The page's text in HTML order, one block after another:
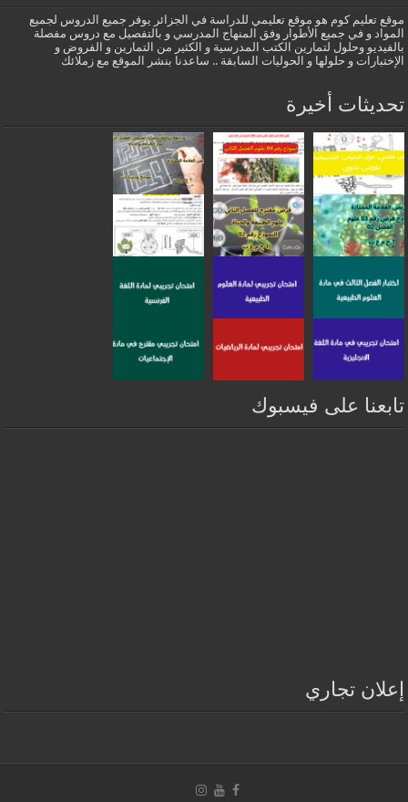
موقع تعليم كوم هو موقع تعليمي للدراسة في الجزائر يوفر جميع الدروس لجميع
المواد و في جميع الأطوار وفق المنهاج المدرسي و بالتفصيل مع دروس مفصلة
بالفيديو وحلول لتمارين الكتب المدرسية و الكثير من التمارين و الفروض و
الإختبارات و حلولها و الحوليات السابقة .. ساعدنا بنشر الموقع مع زملائك
تحديثات أخيرة
تابعنا على فيسبوك
إعلان تجاري